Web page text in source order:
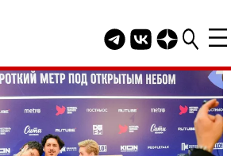
Telegram канал
Группа HELLO
Канал